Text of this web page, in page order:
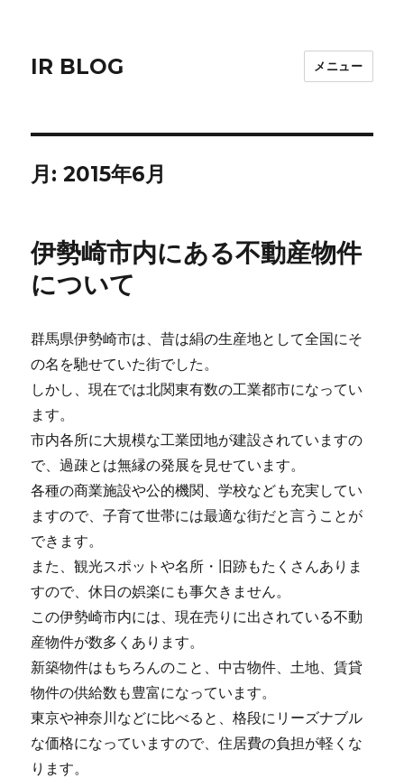
IR BLOG メニュー
月:2015年6月
伊勢崎市内にある不動産物件
について
群馬県伊勢崎市は、昔は絹の生産地として全国にそ
の名を馳せていた街でした。
しかし、現在では北関東有数の工業都市になってい
ます。
市内各所に大規模な工業団地が建設されていますの
で、過疎とは無縁の発展を見せています。
各種の商業施設や公的機関、学校なども充実してい
ますので、子育て世帯には最適な街だと言うことが
できます。
また、観光スポットや名所・旧跡もたくさんありま
すので、休日の娯楽にも事欠きません。
この伊勢崎市内には、現在売りに出されている不動
産物件が数多くあります。
新築物件はもちろんのこと、中古物件、土地、賃貸
物件の供給数も豊富になっています。
東京や神奈川などに比べると、格段にリーズナブル
な価格になっていますので、住居費の負担が軽くな
ります。